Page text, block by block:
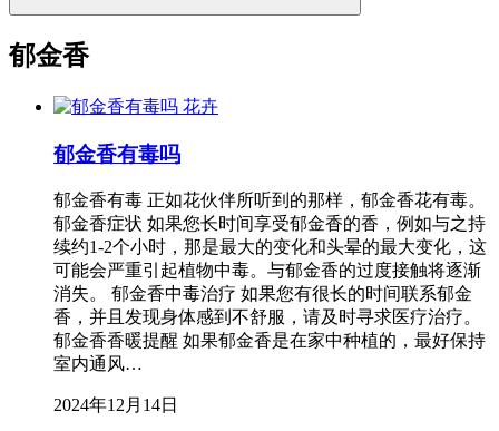
郁金香
花卉
郁金香有毒吗
郁金香有毒 正如花伙伴所听到的那样，郁金香花有毒。
郁金香症状 如果您长时间享受郁金香的香，例如与之持
续约1-2个小时，那是最大的变化和头晕的最大变化，这
可能会严重引起植物中毒。与郁金香的过度接触将逐渐
消失。 郁金香中毒治疗 如果您有很长的时间联系郁金
香，并且发现身体感到不舒服，请及时寻求医疗治疗。
郁金香香暖提醒 如果郁金香是在家中种植的，最好保持
室内通风…
2024年12月14日